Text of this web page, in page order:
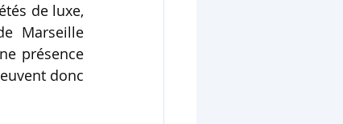
de luxe,
Marseille
présence
donc